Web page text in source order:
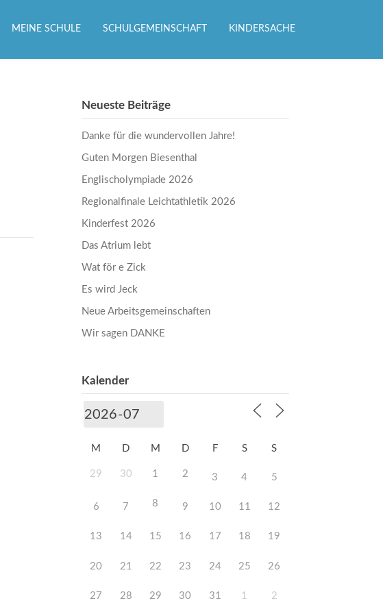
MEINE SCHULE SCHULGEMEINSCHAFT KINDERSACHE
Neueste Beiträge
Danke für die wundervollen Jahre!
Guten Morgen Biesenthal
Englischolympiade 2026
Regionalfinale Leichtathletik 2026
Kinderfest 2026
Das Atrium lebt
Wat för e Zick
Es wird Jeck
Neue Arbeitsgemeinschaften
Wir sagen DANKE
Kalender
M D M D F S S
29 30 1 2 3 4 5
6 7 8 9 10 11 12
13 14 15 16 17 18 19
20 21 22 23 24 25 26
27 28 29 30 31 1 2